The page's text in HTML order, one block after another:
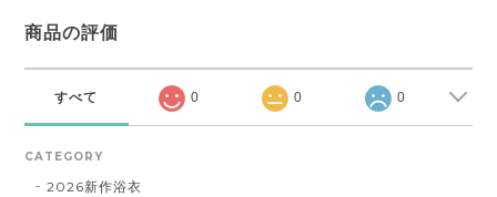
商品の評価
すべて 0 0 0
CATEGORY
2026新作浴衣